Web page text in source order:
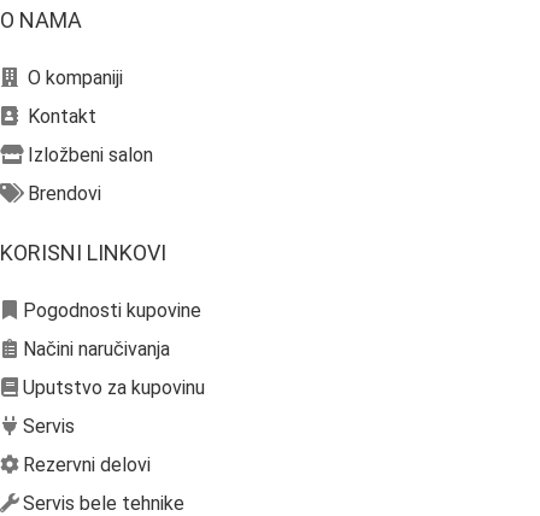
O NAMA
O kompaniji
Kontakt
Izložbeni salon
Brendovi
KORISNI LINKOVI
Pogodnosti kupovine
Načini naručivanja
Uputstvo za kupovinu
Servis
Rezervni delovi
Servis bele tehnike